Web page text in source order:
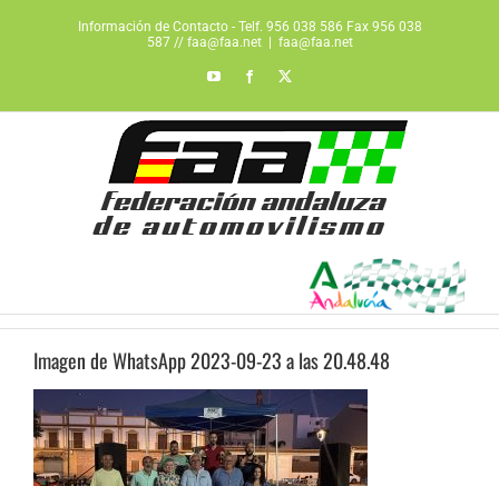
Información de Contacto - Telf. 956 038 586 Fax 956 038
587 // faa@faa.net
faa@faa.net
YouTubeFacebook
Imagen de WhatsApp 2023-09-23 a las 20.48.48